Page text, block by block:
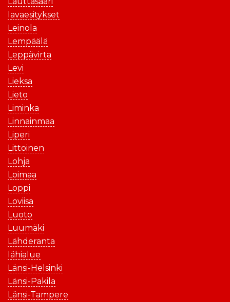
lavaesitykset
Leinola
Lempäälä
Leppävirta
Levi
Lieksa
Lieto
Liminka
Linnainmaa
Liperi
Littoinen
Lohja
Loimaa
Loppi
Loviisa
Luoto
Luumäki
Lähderanta
lähialue
Länsi-Helsinki
Länsi-Pakila
Länsi-Tampere